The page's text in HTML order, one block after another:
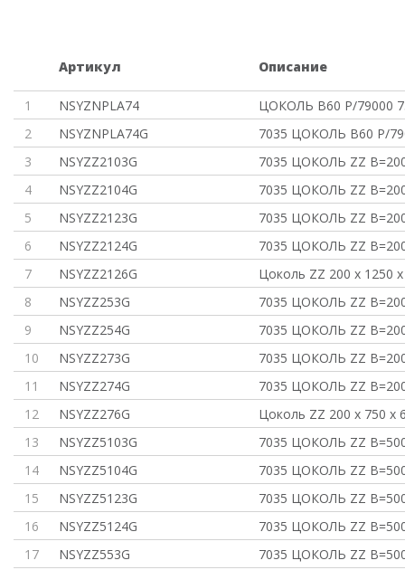
Артикул Описание
1 NSYZNPLA74
ЦОКОЛЬ В60 P/79000
2
NSYZNPLA74G
7035 ЦОКОЛЬ В60 P/
3
NSYZZ2103G
7035 ЦОКОЛЬ ZZ
4
NSYZZ2104G
7035 ЦОКОЛЬ ZZ
5
NSYZZ2123G
7035 ЦОКОЛЬ ZZ
6
NSYZZ2124G
7035 ЦОКОЛЬ ZZ
7
NSYZZ2126G
Цоколь ZZ 200 x 1250
8
NSYZZ253G
7035 ЦОКОЛЬ ZZ
9
NSYZZ254G
7035 ЦОКОЛЬ ZZ
10
NSYZZ273G
7035 ЦОКОЛЬ ZZ
11
NSYZZ274G
7035 ЦОКОЛЬ ZZ
12
NSYZZ276G
Цоколь ZZ 200 x 750 x
13
NSYZZ5103G
7035 ЦОКОЛЬ ZZ
14
NSYZZ5104G
7035 ЦОКОЛЬ ZZ
15
NSYZZ5123G
7035 ЦОКОЛЬ ZZ
16
NSYZZ5124G
7035 ЦОКОЛЬ ZZ
17
NSYZZ553G
7035 ЦОКОЛЬ ZZ